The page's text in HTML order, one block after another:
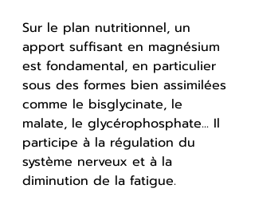
Sur le plan nutritionnel, un
apport suffisant en magnésium
est fondamental, en particulier
sous des formes bien assimilées
comme le bisglycinate, le
malate, le glycérophosphate... Il
participe à la régulation du
système nerveux et à la
diminution de la fatigue.